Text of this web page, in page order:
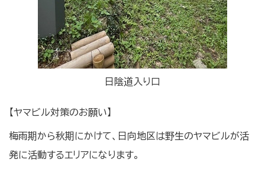
日陰道入り口
【ヤマビル対策のお願い】
梅雨期から秋期にかけて、日向地区は野生のヤマビルが活
発に活動するエリアになります。